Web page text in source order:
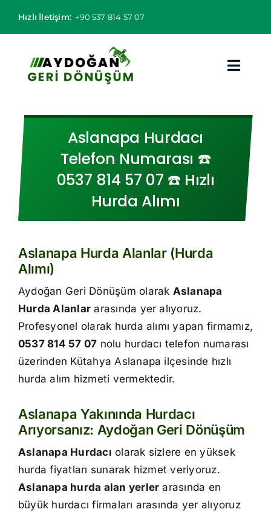
Hızlı İletişim: +90 537 814 57 07
Hurda Fiyatları
Hizmet Bölgeleri
Hakkımızda
İletişim
Aslanapa Hurdacı
Telefon Numarası ☎️
0537 814 57 07 ☎️ Hızlı
Hurda Alımı
Aslanapa Hurda Alanlar (Hurda
Alımı)
Aydoğan Geri Dönüşüm olarak Aslanapa
Hurda Alanlar arasında yer alıyoruz.
Profesyonel olarak hurda alımı yapan firmamız,
0537 814 57 07 nolu hurdacı telefon numarası
üzerinden Kütahya Aslanapa ilçesinde hızlı
hurda alım hizmeti vermektedir.
Aslanapa Yakınında Hurdacı
Arıyorsanız: Aydoğan Geri Dönüşüm
Aslanapa Hurdacı olarak sizlere en yüksek
hurda fiyatları sunarak hizmet veriyoruz.
Aslanapa hurda alan yerler arasında en
büyük hurdacı firmaları arasında yer alıyoruz